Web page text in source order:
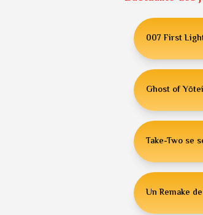
007 First
Ghost of Yōtei
Take-Two se
Un Remake